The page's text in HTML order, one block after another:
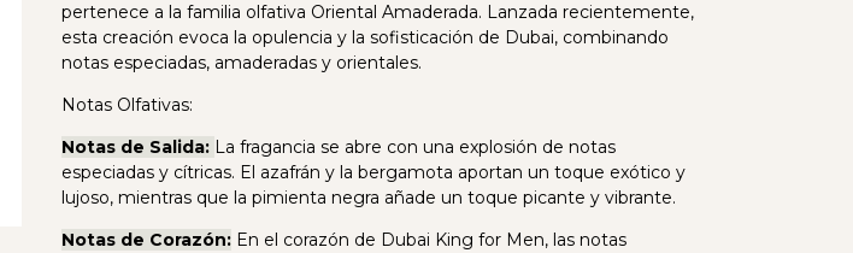
pertenece a la familia olfativa Oriental Amaderada. Lanzada recientemente,
esta creación evoca la opulencia y la sofisticación de Dubai, combinando
notas especiadas, amaderadas y orientales.
Notas Olfativas:
Notas de Salida: La fragancia se abre con una explosión de notas
especiadas y cítricas. El azafrán y la bergamota aportan un toque exótico y
lujoso, mientras que la pimienta negra añade un toque picante y vibrante.
Notas de Corazón: En el corazón de Dubai King for Men, las notas